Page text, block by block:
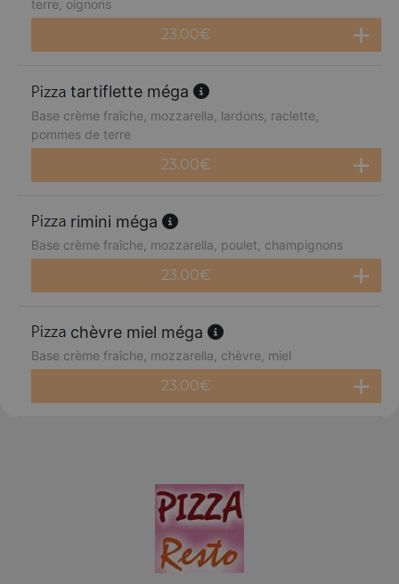
terre, oignons
23.00€
tartiflette méga
Base crème fraîche, mozzarella, lardons, raclette,
pommes de terre
23.00€
rimini méga
Base crème fraîche, mozzarella, poulet, champignons
23.00€
chèvre miel méga
Base crème fraîche, mozzarella, chèvre, miel
23.00€